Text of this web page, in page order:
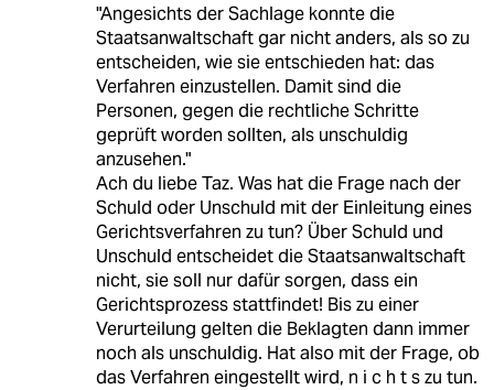
"Angesichts der Sachlage konnte die
Staatsanwaltschaft gar nicht anders, als so zu
entscheiden, wie sie entschieden hat: das
Verfahren einzustellen. Damit sind die
Personen, gegen die rechtliche Schritte
geprüft worden sollten, als unschuldig
anzusehen."
Ach du liebe Taz. Was hat die Frage nach der
Schuld oder Unschuld mit der Einleitung eines
Gerichtsverfahren zu tun? Über Schuld und
Unschuld entscheidet die Staatsanwaltschaft
nicht, sie soll nur dafür sorgen, dass ein
Gerichtsprozess stattfindet! Bis zu einer
Verurteilung gelten die Beklagten dann immer
noch als unschuldig. Hat also mit der Frage, ob
das Verfahren eingestellt wird, n i c h t s zu tun.